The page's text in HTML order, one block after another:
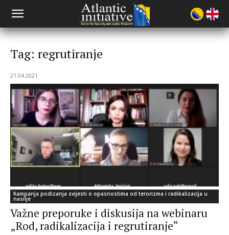
Tag: regrutiranje
21.04.2021
Kampanja podizanja svijesti o opasnostima od terorizma i radikalizacija u
nasilje
Važne preporuke i diskusija na webinaru
„Rod, radikalizacija i regrutiranje“